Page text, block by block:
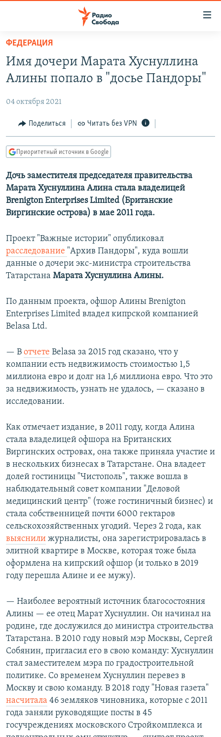
упрощенного
доступа
Вернуться
основному
Вернутся
главной
навигации
Вернутся
поиску
ПОДКАСТЫ
ЦИТАТЫ СВОБОДЫ
МНЕНИЯ
IDEL.РЕАЛИИ
КАВКАЗ.РЕАЛИИ
СЕВЕР.РЕАЛИИ
СИБИРЬ.РЕАЛИИ
ПОДПИШИТЕСЬ НА РАССЫЛКУ
СОЦИАЛЬНЫЕ СЕТИ
ФЕДЕРАЦИЯ
Имя дочери Марата Хуснуллина
Алины попало в "досье Пандоры"
04 октября 2021
Поделиться Читать без VPN
Приоритетный источник в Google
Дочь заместителя председателя правительства
Марата Хуснуллина Алина стала владелицей
Brenigton Enterprises Limited (Британские
Виргинские острова) в мае 2011 года.
Проект "Важные истории" опубликовал
расследование "Архив Пандоры", куда вошли
данные о дочери экс-министра строительства
Татарстана Марата Хуснуллина Алины.
По данным проекта, офшор Алины Brenigton
Enterprises Limited владел кипрской компанией
Belasa Ltd.
— В отчете Belasa за 2015 год сказано, что у
компании есть недвижимость стоимостью 1,5
миллиона евро и долг на 1,6 миллиона евро. Что это
за недвижимость, узнать не удалось, — сказано в
исследовании.
Как отмечает издание, в 2011 году, когда Алина
стала владелицей офшора на Британских
Виргинских островах, она также приняла участие и
в нескольких бизнесах в Татарстане. Она владеет
долей гостиницы "Чистополь", также вошла в
наблюдательный совет компании "Деловой
медицинский центр" (тоже гостиничный бизнес) и
стала собственницей почти 6000 гектаров
сельскохозяйственных угодий. Через 2 года, как
выяснили журналисты, она зарегистрировалась в
элитной квартире в Москве, которая тоже была
оформлена на кипрский офшор (и только в 2019
году перешла Алине и ее мужу).
— Наиболее вероятный источник благосостояния
Алины — ее отец Марат Хуснуллин. Он начинал на
родине, где дослужился до министра строительства
Татарстана. В 2010 году новый мэр Москвы, Сергей
Собянин, пригласил его в свою команду: Хуснуллин
стал заместителем мэра по градостроительной
политике. Со временем Хуснуллин перевез в
Москву и свою команду. В 2018 году "Новая газета"
насчитала 46 земляков чиновника, которые с 2011
года заняли руководящие посты в 45
госучреждениях московского Стройкомплекса и